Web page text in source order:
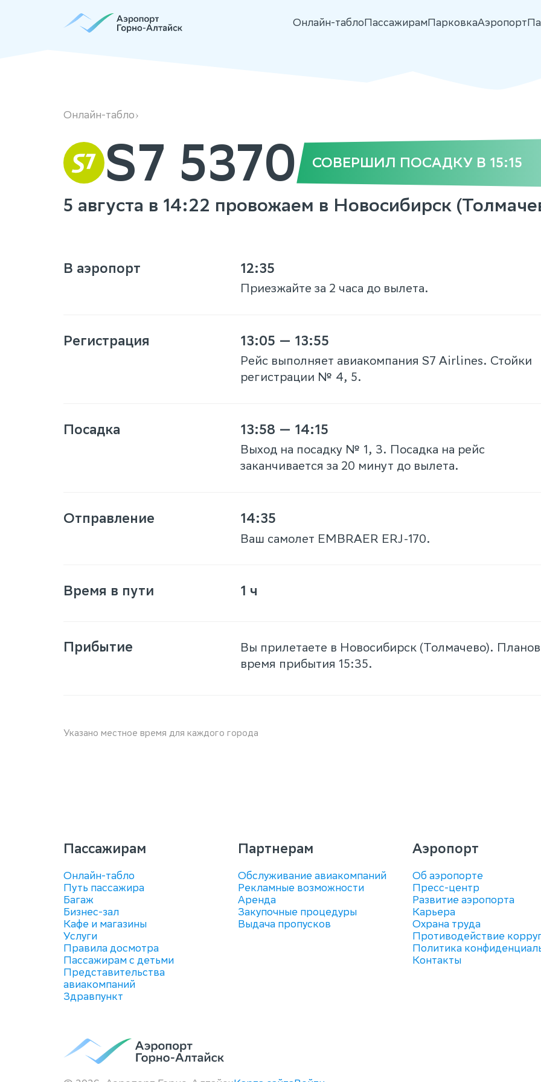
Онлайн-таблоПассажирамПарковкаАэропорт
Онлайн-табло
S7 5370 СОВЕРШИЛ ПОСАДКУ В 15:15
5 августа в 14:22 провожаем в Новосибирск
В аэропорт 12:35
Приезжайте за 2 часа до вылета.
Регистрация 13:05 — 13:55
Рейс выполняет авиакомпания S7 Airlines. Стойки
регистрации № 4, 5.
Посадка 13:58 — 14:15
Выход на посадку № 1, 3. Посадка на рейс
заканчивается за 20 минут до вылета.
Отправление 14:35
Ваш самолет EMBRAER ERJ-170.
Время в пути 1 ч
Прибытие
Вы прилетаете в Новосибирск (Толмачево).
время прибытия 15:35.
Указано местное время для каждого города
Пассажирам
Онлайн-табло
Путь пассажира
Багаж
Бизнес-зал
Кафе и магазины
Услуги
Правила досмотра
Пассажирам с детьми
Представительства
авиакомпаний
Здравпункт
Партнерам
Обслуживание авиакомпаний
Рекламные возможности
Аренда
Закупочные процедуры
Выдача пропусков
Аэропорт
Об аэропорте
Пресс-центр
Развитие аэропорта
Карьера
Охрана труда
Противодействие
Политика
Контакты